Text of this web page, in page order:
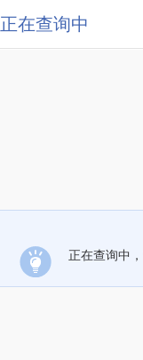
正在查询中
正在查询中